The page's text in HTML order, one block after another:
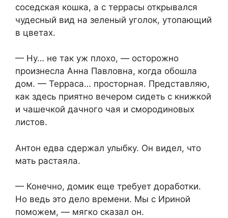
соседская кошка, а с террасы открывался
чудесный вид на зеленый уголок, утопающий
в цветах.
— Ну… не так уж плохо, — осторожно
произнесла Анна Павловна, когда обошла
дом. — Терраса… просторная. Представляю,
как здесь приятно вечером сидеть с книжкой
и чашечкой дачного чая и смородиновых
листов.
Антон едва сдержал улыбку. Он видел, что
мать растаяла.
— Конечно, домик еще требует доработки.
Но ведь это дело времени. Мы с Ириной
поможем, — мягко сказал он.